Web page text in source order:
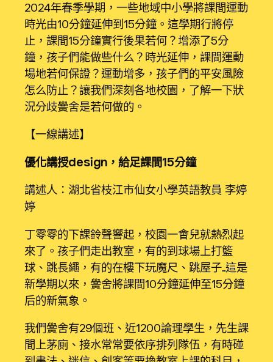
2024年春季學期，一些地域中小學將課間運動
時光由10分鐘延伸到15分鐘。這學期行將停
止，課間15分鐘實行後果若何？增添了5分
鐘，孩子們能做些什么？時光延伸，課間運動
場地若何保證？運動增多，孩子們的平安風險
怎么防止？讓我們深刻各地校園，了解一下狀
況分歧黌舍是若何做的。
【一線講述】
優化講授design，給足課間15分鐘
講述人：湖北省枝江市仙女小學英語教員 李婷
婷
丁零零的下課鈴聲響起，校園一會兒就熱烈起
來了。孩子們走出教室，有的到球場上打籃
球、跳長繩，有的在樓下玩魔尺、跳屋子……這是
新學期以來，黌舍將課間10分鐘延伸至15分鐘
后的新氣象。
我們黌舍有29個班、近1200論理學生，先生課
間上茅廁、接水常常要依序排列隊伍，有時碰